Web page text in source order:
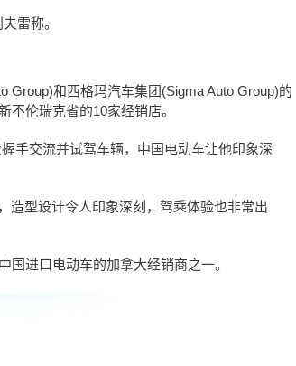
雷称。
Group)和西格玛汽车集团(Sigma Auto Group)的
不伦瑞克省的10家经销店。
手交流并试驾车辆，中国电动车让他印象深
造型设计令人印象深刻，驾乘体验也非常出
国进口电动车的加拿大经销商之一。